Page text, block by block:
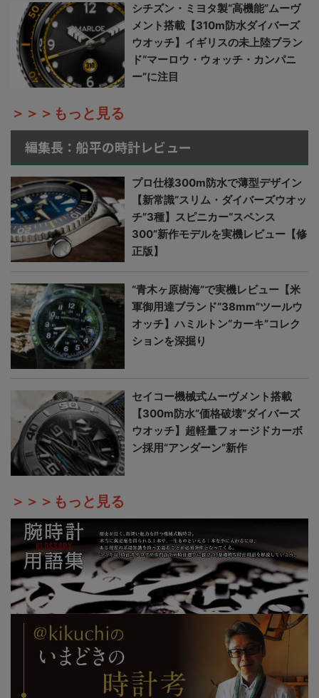
シチズン・ミヨタ製“高機能”ムーヴ
メント搭載【310m防水ダイバーズ
ウオッチ】イギリスの未上陸ブラン
ド“マーロウ・ウォッチ・カンパニ
ー”に注目
＞＞＞もっと見る
編集長：船平の時計レビュー
プロ仕様300m防水で薄型デザイン
【新常識“スリム・ダイバーズウオッ
チ”3種】スピニカー“スペンス
300”新作モデルを実機レビュー【修
正版】
“青木ヶ原樹海”で実機レビュー【米
軍御用達ブランド“38mm”ツールウ
オッチ】ハミルトン“カーキ”コレク
ションを深掘り
セイコー機械式ムーヴメント搭載
【300m防水“価格破壊”ダイバーズ
ウオッチ】超軽量フォージドカーボ
ン採用“アンダーン”新作
＞＞＞もっと見る